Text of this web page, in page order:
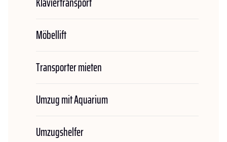
Möbellift
Transporter mieten
Umzug mit Aquarium
Umzugshelfer